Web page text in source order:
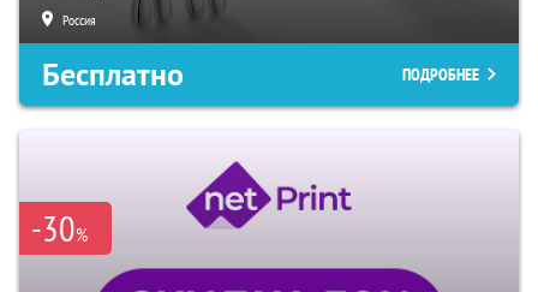
Россия
Бесплатно ПОДРОБНЕЕ
-30%